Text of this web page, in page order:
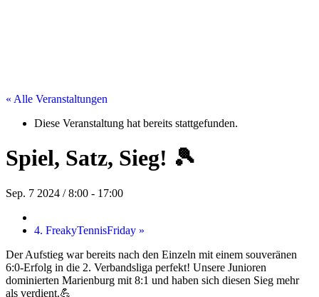
« Alle Veranstaltungen
Diese Veranstaltung hat bereits stattgefunden.
Spiel, Satz, Sieg! 🎾
Sep. 7 2024 / 8:00 - 17:00
4. FreakyTennisFriday »
Der Aufstieg war bereits nach den Einzeln mit einem souveränen
6:0-Erfolg in die 2. Verbandsliga perfekt! Unsere Junioren
dominierten Marienburg mit 8:1 und haben sich diesen Sieg mehr
als verdient.💪